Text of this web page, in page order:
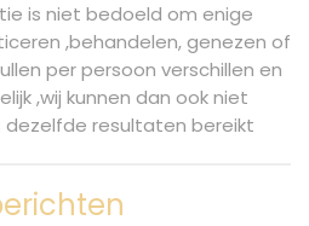
is niet bedoeld om enige
,behandelen, genezen of
per persoon verschillen en
,wij kunnen dan ook niet
resultaten bereikt